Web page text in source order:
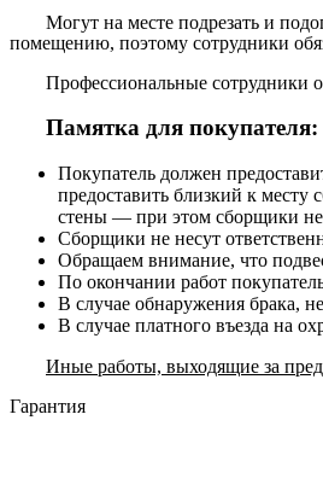
Могут на месте подрезать и
помещению, поэтому сотрудники
Профессиональные сотрудники
Памятка для покупателя:
Покупатель должен
предоставить близкий к месту
стены — при этом сборщики не
Сборщики не несут
Обращаем внимание, что
По окончании работ
В случае обнаружения брака,
В случае платного въезда на
Иные работы, выходящие за
Гарантия